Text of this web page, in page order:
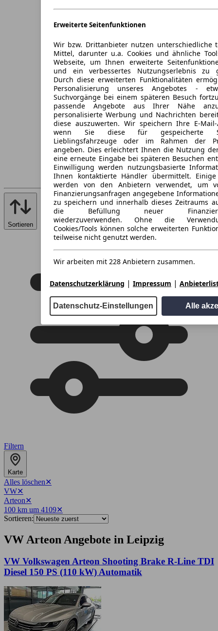
Sortieren
Filtern
Karte
Alles löschen✕
VW✕
Arteon✕
100 km um 4109✕
Sortieren:
VW Arteon Angebote in Leipzig
VW Volkswagen Arteon Shooting Brake R-Line TDI
Diesel 150 PS (110 kW) Automatik
Erweiterte Seitenfunktionen
Wir bzw. Drittanbieter nutzen unterschiedliche
Mittel, darunter u.a. Cookies und ähnliche
Webseite, um Ihnen erweiterte
und ein verbessertes Nutzungserlebnis zu
Durch diese erweiterten Funktionalitäten
Personalisierung unseres Angebotes -
Suchvorgänge bei einem späteren Besuch
passende Angebote aus Ihrer Nähe
personalisierte Werbung und Nachrichten
diese auszuwerten. Wir speichern Ihre E-Mail-
wenn Sie diese für gespeicherte
Lieblingsfahrzeuge oder im Rahmen der
angeben. Dies erleichtert Ihnen die Nutzung
eine erneute Eingabe bei späteren Besuchen
Einwilligung werden nutzungsbasierte
Ihnen kontaktierte Händler übermittelt. Einige
werden von den Anbietern verwendet, um
Finanzierungsanfragen angegebene
zu speichern und innerhalb dieses Zeitraums
die Befüllung neuer
wiederzuverwenden. Ohne die
Cookies/Tools können solche erweiterten
teilweise nicht genutzt werden.
Wir arbeiten mit 228 Anbietern zusammen.
Datenschutzerklärung | Impressum |
Datenschutz-Einstellungen Alle